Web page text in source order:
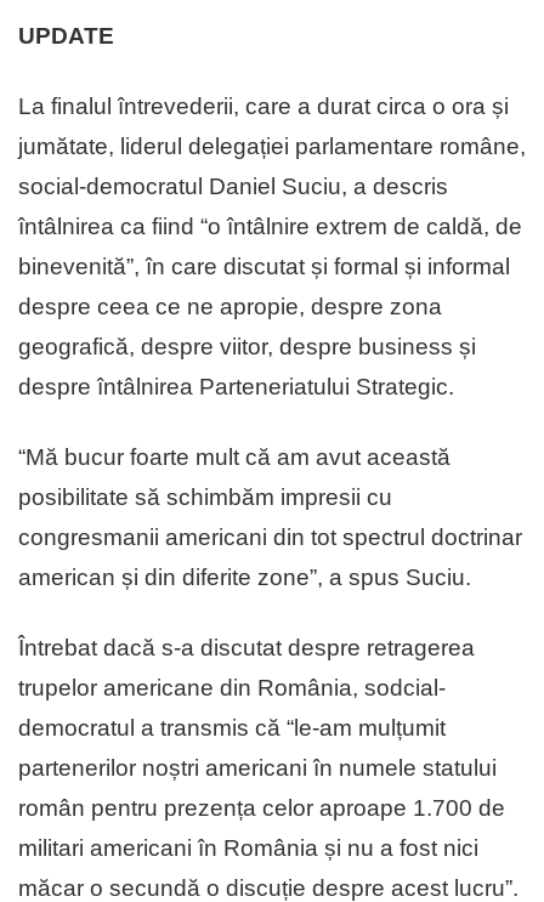
UPDATE
La finalul întrevederii, care a durat circa o ora și
jumătate, liderul delegației parlamentare române,
social-democratul Daniel Suciu, a descris
întâlnirea ca fiind “o întâlnire extrem de caldă, de
binevenită”, în care discutat și formal și informal
despre ceea ce ne apropie, despre zona
geografică, despre viitor, despre business și
despre întâlnirea Parteneriatului Strategic.
“Mă bucur foarte mult că am avut această
posibilitate să schimbăm impresii cu
congresmanii americani din tot spectrul doctrinar
american și din diferite zone”, a spus Suciu.
Întrebat dacă s-a discutat despre retragerea
trupelor americane din România, sodcial-
democratul a transmis că “le-am mulțumit
partenerilor noștri americani în numele statului
român pentru prezența celor aproape 1.700 de
militari americani în România și nu a fost nici
măcar o secundă o discuție despre acest lucru”.